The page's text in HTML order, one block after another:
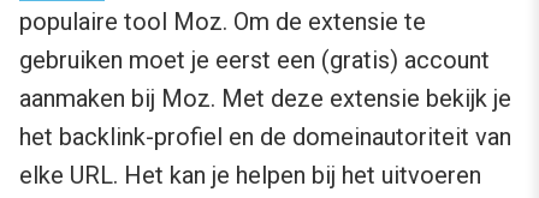
populaire tool Moz. Om de extensie te
gebruiken moet je eerst een (gratis) account
aanmaken bij Moz. Met deze extensie bekijk je
het backlink-profiel en de domeinautoriteit van
elke URL. Het kan je helpen bij het uitvoeren